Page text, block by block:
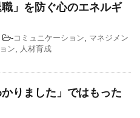
職」を防ぐ心のエネルギ
-コミュニケーション, マネジメン
ン, 人材育成
かりました」ではもった